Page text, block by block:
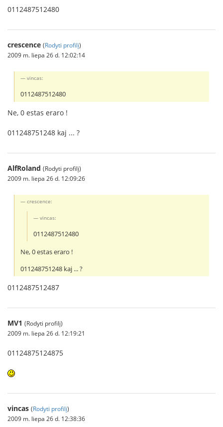
0112487512480
crescence (Rodyti profilį)
2009 m. liepa 26 d. 12:02:14
vincas:
0112487512480
Ne, 0 estas eraro !
011248751248 kaj ... ?
AlfRoland (Rodyti profilį)
2009 m. liepa 26 d. 12:09:26
crescence:
vincas:
0112487512480
Ne, 0 estas eraro !
011248751248 kaj ... ?
0112487512487
MV1 (Rodyti profilį)
2009 m. liepa 26 d. 12:19:21
01124875124875
vincas (Rodyti profilį)
2009 m. liepa 26 d. 12:38:36